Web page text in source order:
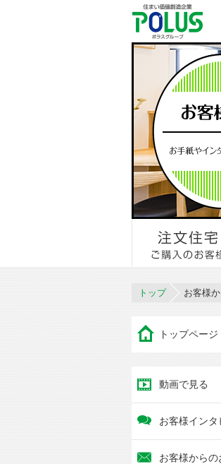
トップ お客様
トップページ
動画で見る
お客様インタ
お客様からの